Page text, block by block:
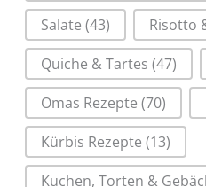
Salate (43) Risotto
Quiche & Tartes (47)
Omas Rezepte (70)
Kürbis Rezepte (13)
Kuchen, Torten &